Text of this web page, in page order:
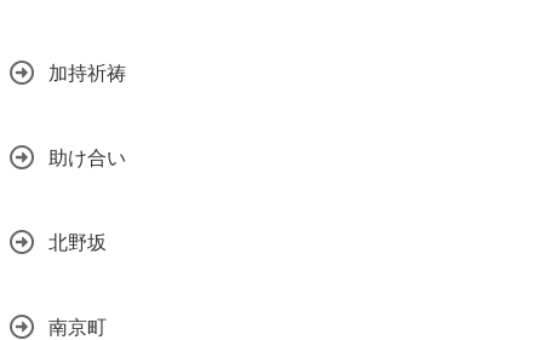
加持祈祷
助け合い
北野坂
南京町